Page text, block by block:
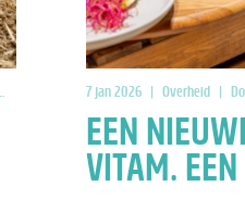
Nieuws | CO2-reductie
7 jan 2026 | Overheid |
EEN
VITAM.